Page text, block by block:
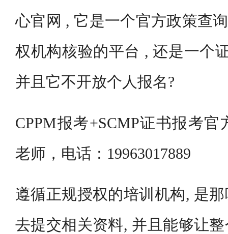
心官网 , 它是一个官方政策查
权机构核验的平台 , 还是一个
并且它不开放个人报名?
CPPM报考+SCMP证书报考
老师，电话：19963017889
遵循正规授权的培训机构, 是
去提交相关资料, 并且能够让